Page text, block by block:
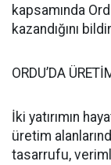
kapsamında
kazandığını
ORDU’DA
İki yatırımın
üretim
tasarrufu,